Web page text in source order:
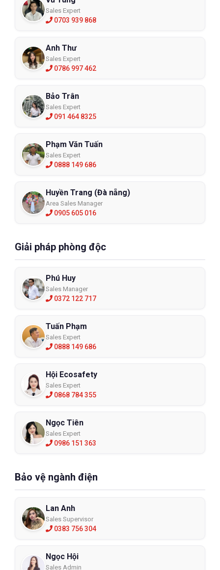
Sales Expert
0703 939 868
Anh Thư
Sales Expert
0786 997 462
Bảo Trân
Sales Expert
091 464 8325
Phạm Văn Tuấn
Sales Expert
0888 149 686
Huyền Trang (Đà nẵng)
Area Sales Manager
0905 605 016
Giải pháp phòng độc
Phú Huy
Sales Manager
0372 122 717
Tuấn Phạm
Sales Expert
0888 149 686
Hội Ecosafety
Sales Expert
0868 784 355
Ngọc Tiên
Sales Expert
0986 151 363
Bảo vệ ngành điện
Lan Anh
Sales Supervisor
0383 756 304
Ngọc Hội
Sales Admin